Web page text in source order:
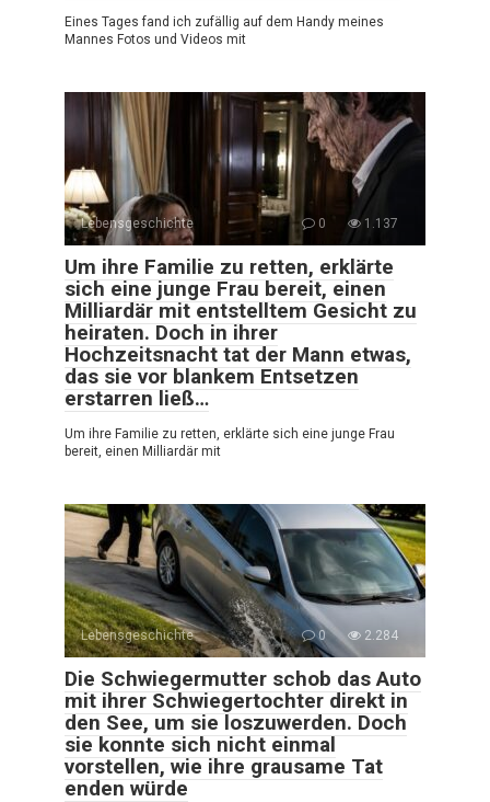
Eines Tages fand ich zufällig auf dem Handy meines
Mannes Fotos und Videos mit
Lebensgeschichte 0 1.137
Um ihre Familie zu retten, erklärte
sich eine junge Frau bereit, einen
Milliardär mit entstelltem Gesicht zu
heiraten. Doch in ihrer
Hochzeitsnacht tat der Mann etwas,
das sie vor blankem Entsetzen
erstarren ließ…
Um ihre Familie zu retten, erklärte sich eine junge Frau
bereit, einen Milliardär mit
Lebensgeschichte 0 2.284
Die Schwiegermutter schob das Auto
mit ihrer Schwiegertochter direkt in
den See, um sie loszuwerden. Doch
sie konnte sich nicht einmal
vorstellen, wie ihre grausame Tat
enden würde